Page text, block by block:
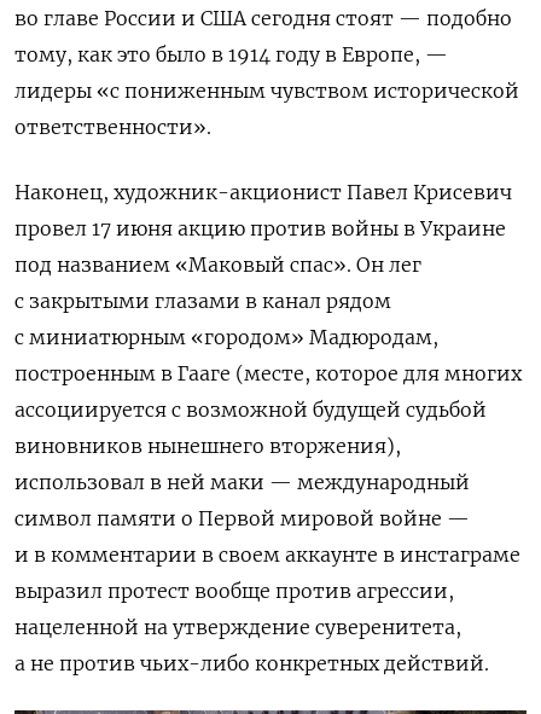
во главе России и США сегодня стоят — подобно
тому, как это было в 1914 году в Европе, —
лидеры «с пониженным чувством исторической
ответственности».
Наконец, художник-акционист Павел Крисевич
провел 17 июня акцию против войны в Украине
под названием «Маковый спас». Он лег
с закрытыми глазами в канал рядом
с миниатюрным «городом» Мадюродам,
построенным в Гааге (месте, которое для многих
ассоциируется с возможной будущей судьбой
виновников нынешнего вторжения),
использовал в ней маки — международный
символ памяти о Первой мировой войне —
и в комментарии в своем аккаунте в инстаграме
выразил протест вообще против агрессии,
нацеленной на утверждение суверенитета,
а не против чьих-либо конкретных действий.